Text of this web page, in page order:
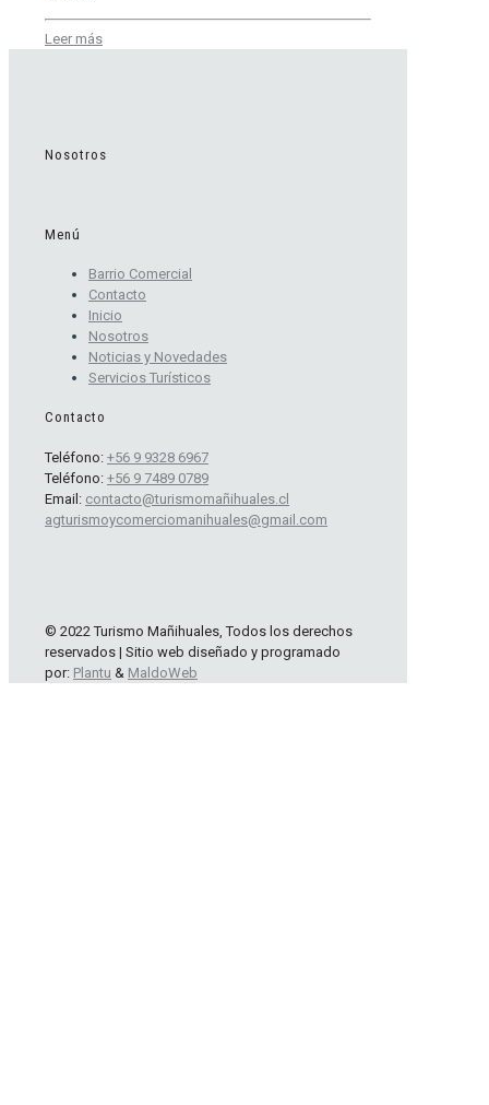
Leer más
Nosotros
Menú
Barrio Comercial
Contacto
Inicio
Nosotros
Noticias y Novedades
Servicios Turísticos
Contacto
Teléfono: +56 9 9328 6967
Teléfono: +56 9 7489 0789
Email: contacto@turismomañihuales.cl
agturismoycomerciomanihuales@gmail.com
© 2022 Turismo Mañihuales, Todos los derechos
reservados | Sitio web diseñado y programado
por: Plantu & MaldoWeb